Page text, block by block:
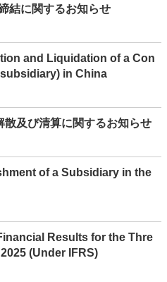
結に関するお知らせ
and Liquidation of a Con
in China
散及び清算に関するお知らせ
of a Subsidiary in the
Results for the Thre
(Under IFRS)